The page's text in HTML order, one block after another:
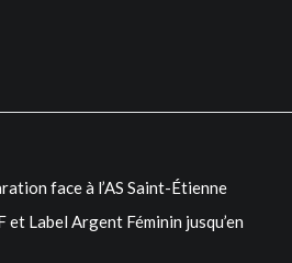
face à l’AS Saint-Étienne
et Label Argent Féminin jusqu’en